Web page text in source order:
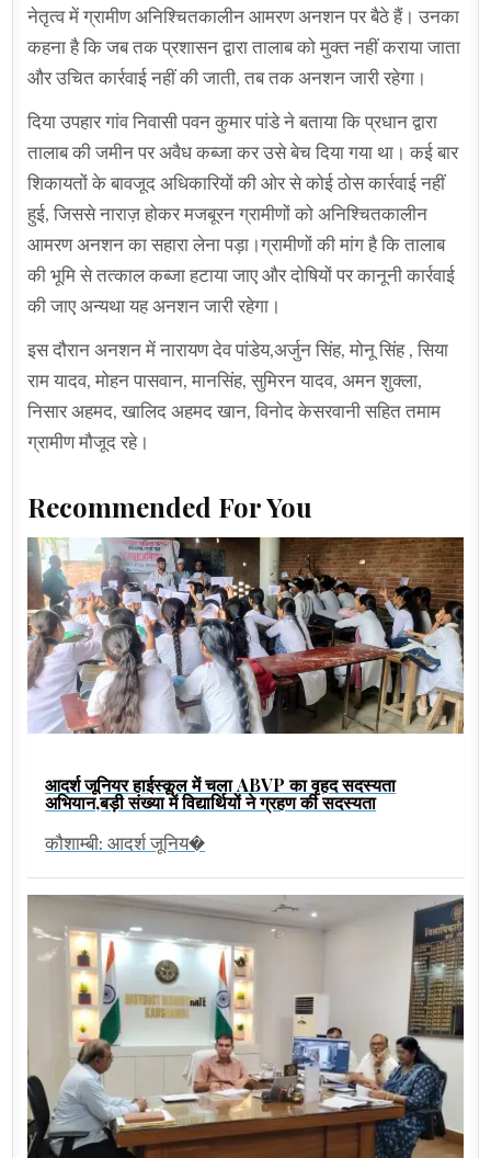
नेतृत्व में ग्रामीण अनिश्चितकालीन आमरण अनशन पर बैठे हैं। उनका
कहना है कि जब तक प्रशासन द्वारा तालाब को मुक्त नहीं कराया जाता
और उचित कार्रवाई नहीं की जाती, तब तक अनशन जारी रहेगा।
दिया उपहार गांव निवासी पवन कुमार पांडे ने बताया कि प्रधान द्वारा
तालाब की जमीन पर अवैध कब्जा कर उसे बेच दिया गया था। कई बार
शिकायतों के बावजूद अधिकारियों की ओर से कोई ठोस कार्रवाई नहीं
हुई, जिससे नाराज़ होकर मजबूरन ग्रामीणों को अनिश्चितकालीन
आमरण अनशन का सहारा लेना पड़ा।ग्रामीणों की मांग है कि तालाब
की भूमि से तत्काल कब्जा हटाया जाए और दोषियों पर कानूनी कार्रवाई
की जाए अन्यथा यह अनशन जारी रहेगा।
इस दौरान अनशन में नारायण देव पांडेय,अर्जुन सिंह, मोनू सिंह , सिया
राम यादव, मोहन पासवान, मानसिंह, सुमिरन यादव, अमन शुक्ला,
निसार अहमद, खालिद अहमद खान, विनोद केसरवानी सहित तमाम
ग्रामीण मौजूद रहे।
Recommended For You
आदर्श जूनियर हाईस्कूल में चला ABVP का वृहद सदस्यता
अभियान,बड़ी संख्या में विद्यार्थियों ने ग्रहण की सदस्यता
कौशाम्बी: आदर्श जूनिय�